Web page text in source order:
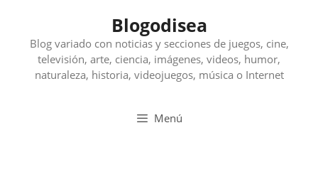
contenido
Blogodisea
Blog variado con noticias y secciones de juegos, cine,
televisión, arte, ciencia, imágenes, videos, humor,
naturaleza, historia, videojuegos, música o Internet
Menú